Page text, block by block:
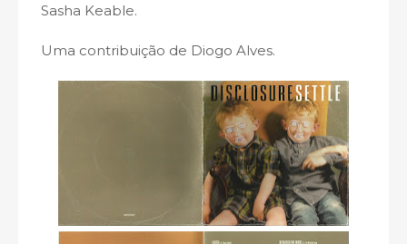
Sasha Keable.
Uma contribuição de Diogo Alves.